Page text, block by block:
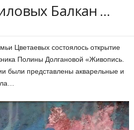
Балкан …
Цветаевых состоялось открытие
Полины Долгановой «Живопись.
были представлены акварельные и